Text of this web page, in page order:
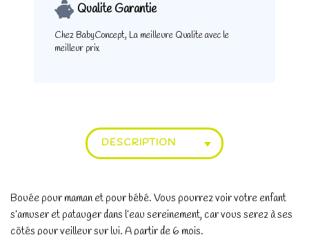
Qualite Garantie
Chez BabyConcept, La meilleure Qualiteavec le
meilleur prix
DESCRIPTION
Bouée pour maman et pour bébé. Vous pourrez voir votre enfant
s’amuser et patauger dans l’eau sereinement, car vous serez à ses
côtés pour veilleur sur lui. A partir de 6 mois.